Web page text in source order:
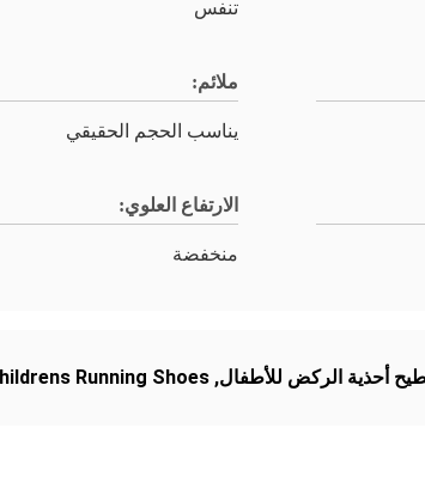
تنفس
ملائم:
يناسب الحجم الحقيقي
الارتفاع العلوي:
منخفضة
أحذية الركض للأطفال,
Running Shoes